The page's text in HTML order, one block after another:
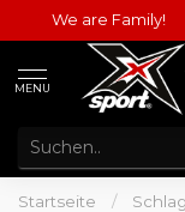
We are Family!
MENU
Startseite /